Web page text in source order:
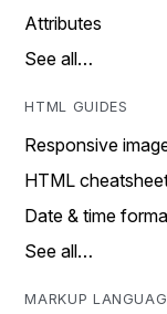
Attributes
See all…
HTML GUIDES
Responsive
HTML
Date & time
See all…
MARKUP